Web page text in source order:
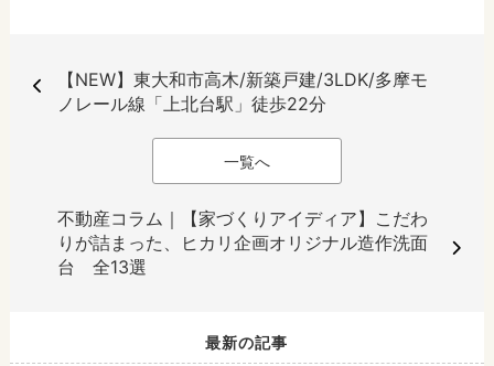
【NEW】東大和市高木/新築戸建/3LDK/多摩モ
ノレール線「上北台駅」徒歩22分
一覧へ
不動産コラム｜【家づくりアイディア】こだわ
りが詰まった、ヒカリ企画オリジナル造作洗面
台 全13選
最新の記事